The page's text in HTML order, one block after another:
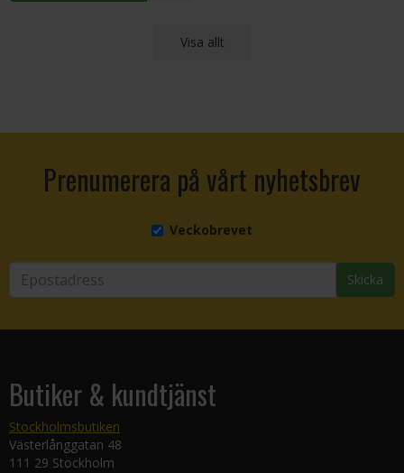
Visa allt
Prenumerera på vårt nyhetsbrev
Veckobrevet
Skicka
Butiker & kundtjänst
Stockholmsbutiken
Västerlånggatan 48
111 29 Stockholm